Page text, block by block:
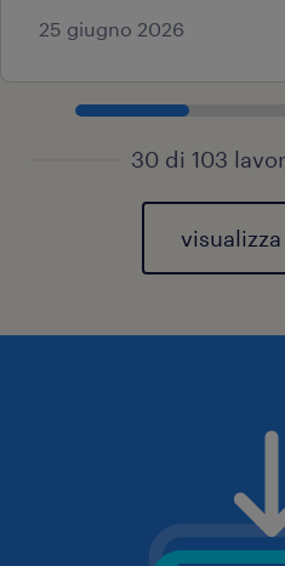
25 giugno 2026
30 di 103